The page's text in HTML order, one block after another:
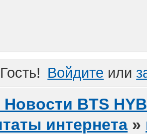
Войдите или
BTS
интернета »